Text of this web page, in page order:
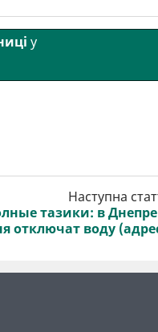
у
Наступна
тазики: в Днепре
отключат воду